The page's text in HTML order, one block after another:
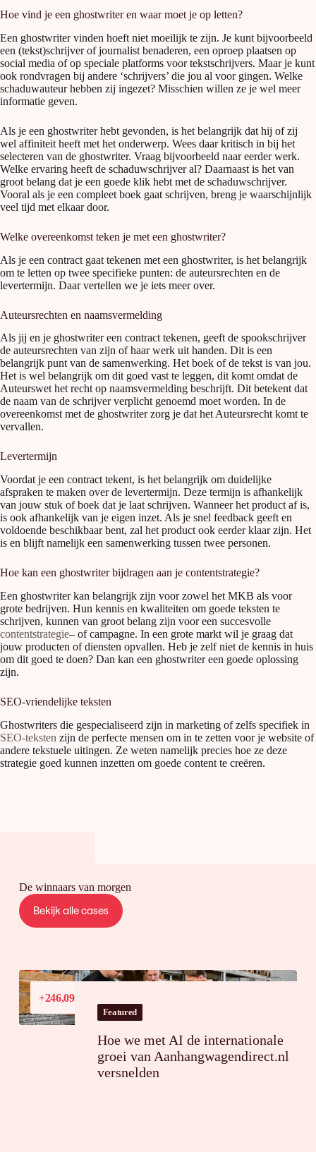
Hoe vind je een ghostwriter en waar moet je op letten?
Een ghostwriter vinden hoeft niet moeilijk te zijn. Je kunt bijvoorbeeld
een (tekst)schrijver of journalist benaderen, een oproep plaatsen op
social media of op speciale platforms voor tekstschrijvers. Maar je kunt
ook rondvragen bij andere ‘schrijvers’ die jou al voor gingen. Welke
schaduwauteur hebben zij ingezet? Misschien willen ze je wel meer
informatie geven.
Als je een ghostwriter hebt gevonden, is het belangrijk dat hij of zij
wel affiniteit heeft met het onderwerp. Wees daar kritisch in bij het
selecteren van de ghostwriter. Vraag bijvoorbeeld naar eerder werk.
Welke ervaring heeft de schaduwschrijver al? Daarnaast is het van
groot belang dat je een goede klik hebt met de schaduwschrijver.
Vooral als je een compleet boek gaat schrijven, breng je waarschijnlijk
veel tijd met elkaar door.
Welke overeenkomst teken je met een ghostwriter?
Als je een contract gaat tekenen met een ghostwriter, is het belangrijk
om te letten op twee specifieke punten: de auteursrechten en de
levertermijn. Daar vertellen we je iets meer over.
Auteursrechten en naamsvermelding
Als jij en je ghostwriter een contract tekenen, geeft de spookschrijver
de auteursrechten van zijn of haar werk uit handen. Dit is een
belangrijk punt van de samenwerking. Het boek of de tekst is van jou.
Het is wel belangrijk om dit goed vast te leggen, dit komt omdat de
Auteurswet het recht op naamsvermelding beschrijft. Dit betekent dat
de naam van de schrijver verplicht genoemd moet worden. In de
overeenkomst met de ghostwriter zorg je dat het Auteursrecht komt te
vervallen.
Levertermijn
Voordat je een contract tekent, is het belangrijk om duidelijke
afspraken te maken over de levertermijn. Deze termijn is afhankelijk
van jouw stuk of boek dat je laat schrijven. Wanneer het product af is,
is ook afhankelijk van je eigen inzet. Als je snel feedback geeft en
voldoende beschikbaar bent, zal het product ook eerder klaar zijn. Het
is en blijft namelijk een samenwerking tussen twee personen.
Hoe kan een ghostwriter bijdragen aan je contentstrategie?
Een ghostwriter kan belangrijk zijn voor zowel het MKB als voor
grote bedrijven. Hun kennis en kwaliteiten om goede teksten te
schrijven, kunnen van groot belang zijn voor een succesvolle
contentstrategie– of campagne. In een grote markt wil je graag dat
jouw producten of diensten opvallen. Heb je zelf niet de kennis in huis
om dit goed te doen? Dan kan een ghostwriter een goede oplossing
zijn.
SEO-vriendelijke teksten
Ghostwriters die gespecialiseerd zijn in marketing of zelfs specifiek in
SEO-teksten zijn de perfecte mensen om in te zetten voor je website of
andere tekstuele uitingen. Ze weten namelijk precies hoe ze deze
strategie goed kunnen inzetten om goede content te creëren.
De winnaars van morgen
Bekijk alle cases
+246,09%
in Frankrijk
Featured
Hoe we met AI de internationale
groei van Aanhangwagendirect.nl
versnelden